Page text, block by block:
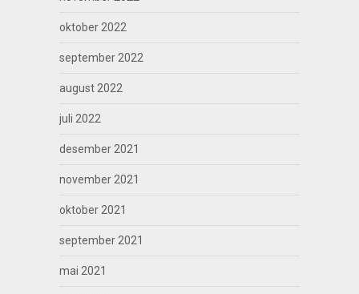
oktober 2022
september 2022
august 2022
juli 2022
desember 2021
november 2021
oktober 2021
september 2021
mai 2021